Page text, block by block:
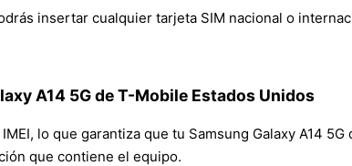
insertar cualquier tarjeta SIM nacional o
A14 5G de T-Mobile Estados Unidos
lo que garantiza que tu Samsung Galaxy A14
que contiene el equipo.